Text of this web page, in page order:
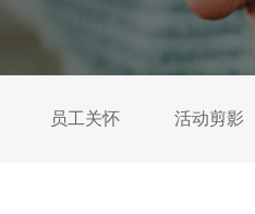
员工关怀 活动剪影